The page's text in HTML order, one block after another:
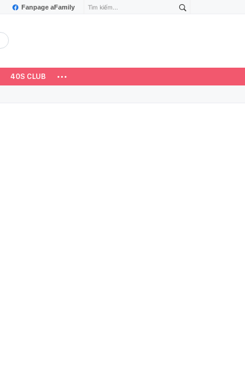
Fanpage aFamily
40S CLUB